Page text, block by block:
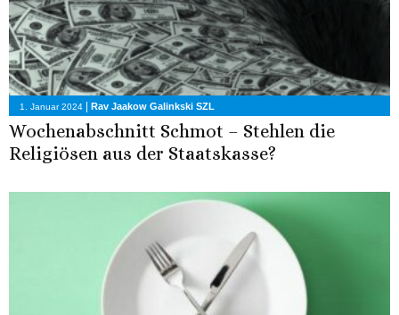
1. Januar 2024 | Rav Jaakow Galinkski SZL
Wochenabschnitt Schmot – Stehlen die
Religiösen aus der Staatskasse?